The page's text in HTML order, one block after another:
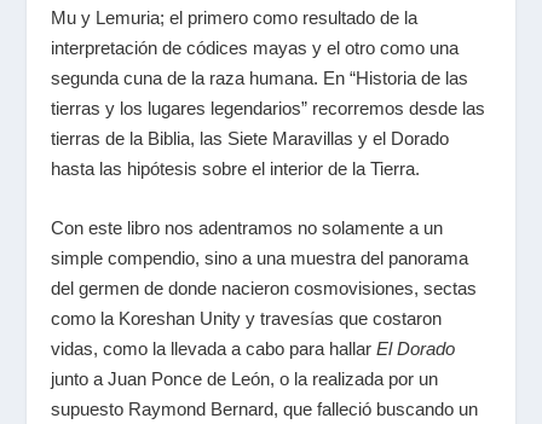
Mu y Lemuria; el primero como resultado de la
interpretación de códices mayas y el otro como una
segunda cuna de la raza humana. En “Historia de las
tierras y los lugares legendarios” recorremos desde las
tierras de la Biblia, las Siete Maravillas y el Dorado
hasta las hipótesis sobre el interior de la Tierra.
Con este libro nos adentramos no solamente a un
simple compendio, sino a una muestra del panorama
del germen de donde nacieron cosmovisiones, sectas
como la Koreshan Unity y travesías que costaron
vidas, como la llevada a cabo para hallarEl Dorado
junto a Juan Ponce de León, o la realizada por un
supuesto Raymond Bernard, que falleció buscando un